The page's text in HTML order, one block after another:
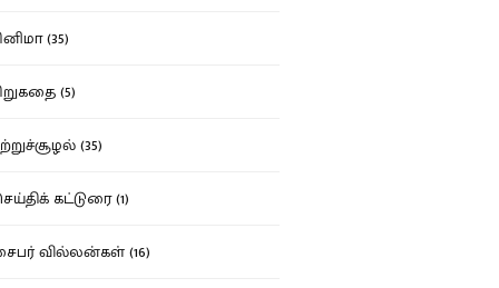
(35)
(5)
(35)
கட்டுரை (1)
வில்லன்கள் (16)